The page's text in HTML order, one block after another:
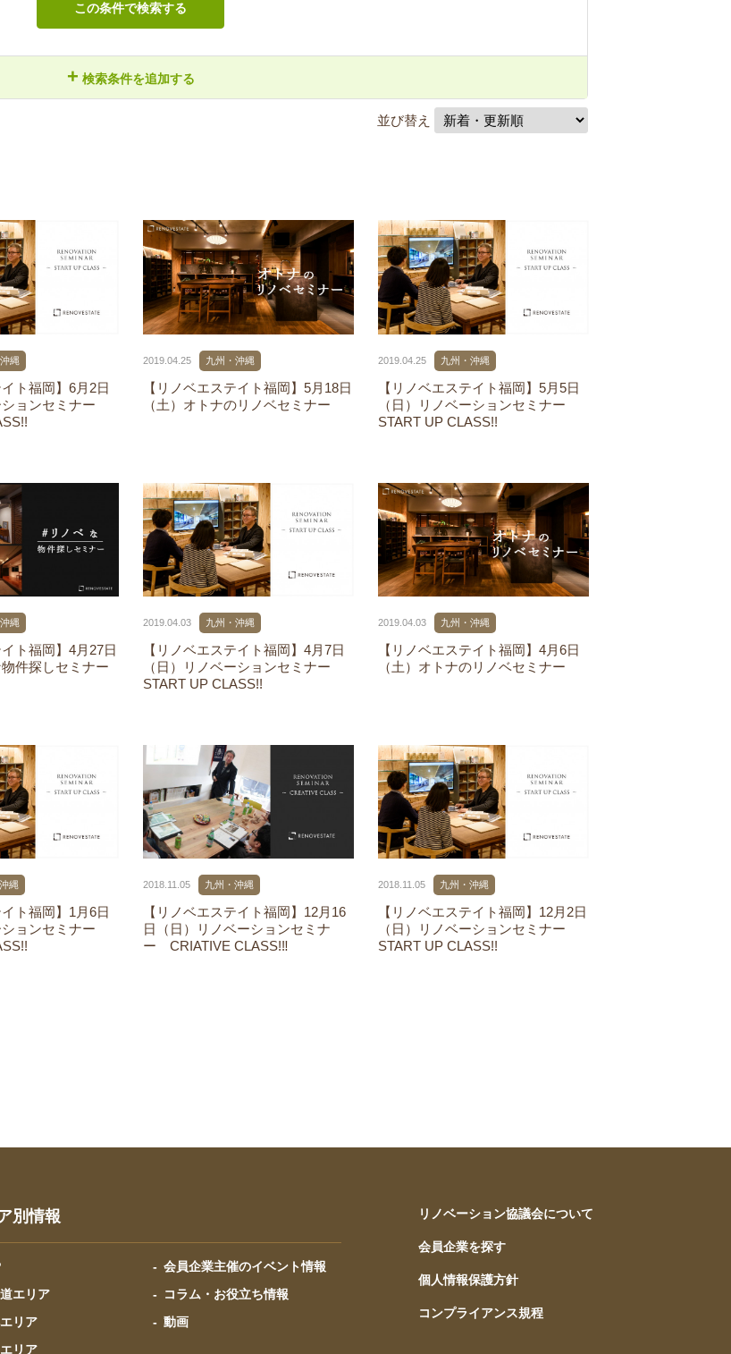
この条件で検索する
+ 検索条件を追加する
並び替え
縄
イト福岡】6月2日
ションセミナー
2019.04.25 九州・沖縄
【リノベエステイト福岡】5月18日
（土）オトナのリノベセミナー
2019.04.25 九州・沖縄
【リノベエステイト福岡】5月5日
（日）リノベーションセミナー
START UP CLASS!!
縄
イト福岡】4月27日
物件探しセミナー
2019.04.03 九州・沖縄
【リノベエステイト福岡】4月7日
（日）リノベーションセミナー
START UP CLASS!!
2019.04.03 九州・沖縄
【リノベエステイト福岡】4月6日
（土）オトナのリノベセミナー
縄
イト福岡】1月6日
ションセミナー
2018.11.05 九州・沖縄
【リノベエステイト福岡】12月16
日（日）リノベーションセミナ
ー CRIATIVE CLASS!‼
2018.11.05 九州・沖縄
【リノベエステイト福岡】12月2日
（日）リノベーションセミナー
START UP CLASS!!
別情報
エリア
リア
リア
会員企業主催のイベント情報
コラム・お役立ち情報
動画
リノベーション協議会について
会員企業を探す
個人情報保護方針
コンプライアンス規程